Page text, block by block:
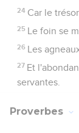
24 Car le
25 Le foin se
26 Les
27 Et
servantes.
Proverbes